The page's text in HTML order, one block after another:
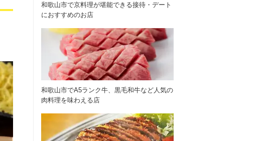
和歌山市で京料理が堪能できる接待・デート
におすすめのお店
和歌山市でA5ランク牛、黒毛和牛など人気の
肉料理を味わえる店